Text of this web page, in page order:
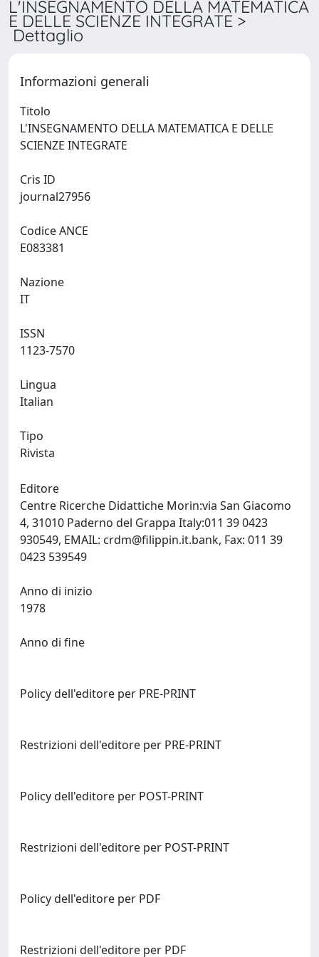
L'INSEGNAMENTO DELLA MATEMATICA
E DELLE SCIENZE INTEGRATE >
Dettaglio
Informazioni generali
Titolo
L'INSEGNAMENTO DELLA MATEMATICA E DELLE
Cris ID
Codice ANCE
Nazione
ISSN
Lingua
Tipo
Rivista
Editore
Centre Ricerche Didattiche Morin:via San Giacomo
4, 31010 Paderno del Grappa Italy:011 39 0423
930549, EMAIL: crdm@filippin.it.bank, Fax: 011 39
Anno di inizio
Anno di fine
Policy dell'editore per PRE-PRINT
Restrizioni dell'editore per PRE-PRINT
Policy dell'editore per POST-PRINT
Restrizioni dell'editore per POST-PRINT
Policy dell'editore per PDF
Restrizioni dell'editore per PDF